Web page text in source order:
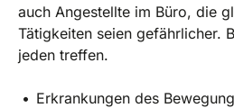
auch Angestellte im Büro, die
Tätigkeiten seien gefährlicher.
jeden treffen.
Erkrankungen des